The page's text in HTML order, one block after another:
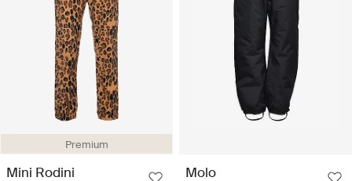
Premium
Mini Rodini Molo